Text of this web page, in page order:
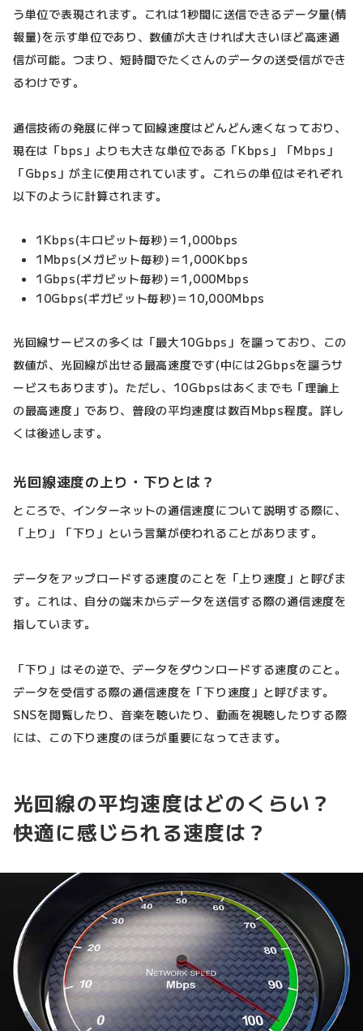
う単位で表現されます。これは1秒間に送信できるデータ量(情
報量)を示す単位であり、数値が大きければ大きいほど高速通
信が可能。つまり、短時間でたくさんのデータの送受信ができ
るわけです。
通信技術の発展に伴って回線速度はどんどん速くなっており、
現在は「bps」よりも大きな単位である「Kbps」「Mbps」
「Gbps」が主に使用されています。これらの単位はそれぞれ
以下のように計算されます。
1Kbps(キロビット毎秒)＝1,000bps
1Mbps(メガビット毎秒)＝1,000Kbps
1Gbps(ギガビット毎秒)＝1,000Mbps
10Gbps(ギガビット毎秒)＝10,000Mbps
光回線サービスの多くは「最大10Gbps」を謳っており、この
数値が、光回線が出せる最高速度です(中には2Gbpsを謳うサ
ービスもあります)。ただし、10Gbpsはあくまでも「理論上
の最高速度」であり、普段の平均速度は数百Mbps程度。詳し
くは後述します。
光回線速度の上り・下りとは？
ところで、インターネットの通信速度について説明する際に、
「上り」「下り」という言葉が使われることがあります。
データをアップロードする速度のことを「上り速度」と呼びま
す。これは、自分の端末からデータを送信する際の通信速度を
指しています。
「下り」はその逆で、データをダウンロードする速度のこと。
データを受信する際の通信速度を「下り速度」と呼びます。
SNSを閲覧したり、音楽を聴いたり、動画を視聴したりする際
には、この下り速度のほうが重要になってきます。
光回線の平均速度はどのくらい？
快適に感じられる速度は？